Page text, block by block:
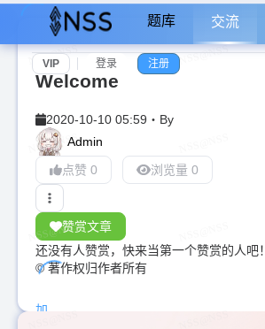
题库 交流
VIP 登录 注册
Welcome
2020-10-10 05:59 ・ By
Admin
点赞 0
浏览量 0
赞赏文章
还没有人赞赏，快来当第一个赞赏的人吧！
© 著作权归作者所有
加